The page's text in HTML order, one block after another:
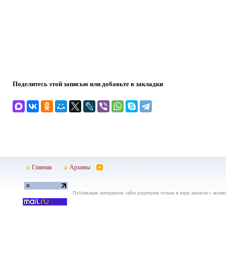
Поделитесь этой записью или добавьте в закладки
Главная Архивы
Публикация материалов сайта разрешена только в виде анонсов с